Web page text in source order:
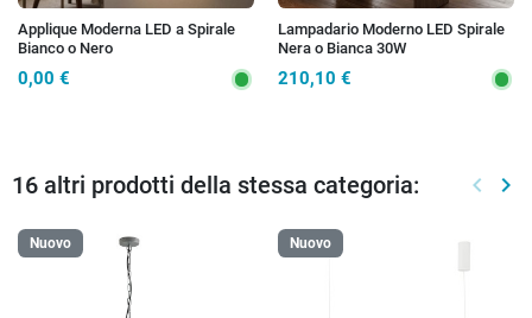
Applique Moderna LED a Spirale
Bianco o Nero
0,00 €
Lampadario Moderno LED Spirale
Nera o Bianca 30W
210,10 €
16 altri prodotti della stessa categoria: keyboard_arrow_left keyboard_arrow_right
Nuovo Nuovo